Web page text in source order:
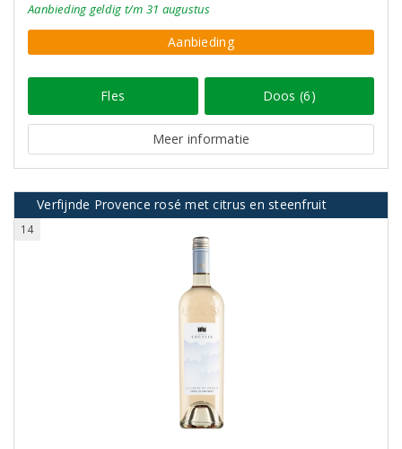
Aanbieding geldig t/m 31 augustus
Aanbieding
Fles Doos (6)
Meer informatie
Verfijnde Provence rosé met citrus en steenfruit
14